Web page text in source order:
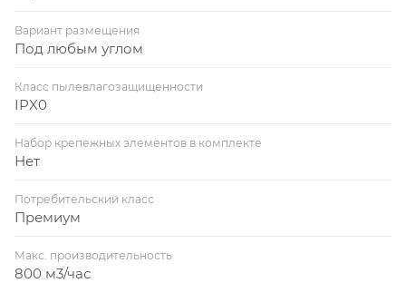
Вариант размещения
Под любым углом
Класс пылевлагозащищенности
IPX0
Набор крепежных элементов в комплекте
Нет
Потребительский класс
Премиум
Макс. производительность
800 м3/час